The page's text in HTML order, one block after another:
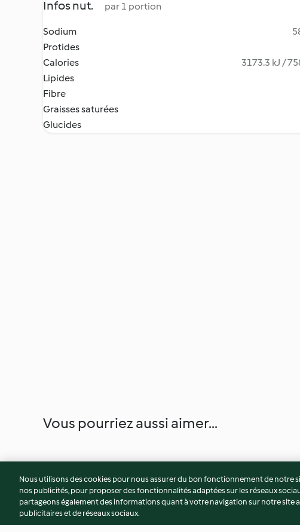
Infos nut. par 1 portion
Sodium
Protides
Calories
3173.3 kJ /
Lipides
Fibre
Graisses saturées
Glucides
Vous pourriez aussi aimer...
Nous utilisons des cookies pour nous assurer du bon fonctionnement de notre
nos publicités, pour proposer des fonctionnalités adaptées sur les réseaux
partageons également des informations quant à votre navigation sur notre site
publicitaires et de réseaux sociaux.